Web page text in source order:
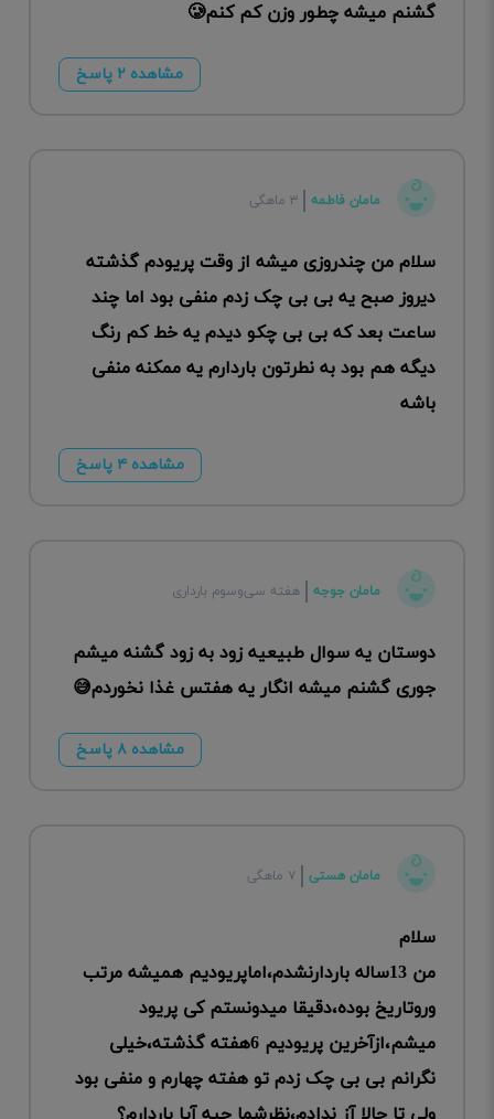
گشنم میشه چطور وزن کم کنم🥲
مشاهده ۲ پاسخ
مامان فاطمه ۳ ماهگی
سلام من چندروزی میشه از وقت پریودم گذشته
دیروز صبح یه بی بی چک زدم منفی بود اما چند
ساعت بعد که بی بی چکو دیدم یه خط کم رنگ
دیگه هم بود به نطرتون باردارم یه ممکنه منفی
باشه
مشاهده ۴ پاسخ
مامان جوجه هفته سی‌وسوم بارداری
دوستان یه سوال طبیعیه زود به زود گشنه میشم
جوری گشنم میشه انگار یه هفتس غذا نخوردم😅
مشاهده ۸ پاسخ
مامان هستی ۷ ماهگی
سلام
من 13ساله باردارنشدم،اماپریودیم همیشه مرتب
وروتاریخ بوده،دقیقا میدونستم کی پریود
میشم،ازآخرین پریودیم 6هفته گذشته،خیلی
نگرانم بی بی چک زدم تو هفته چهارم و منفی بود